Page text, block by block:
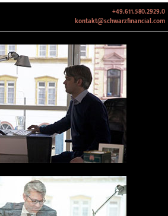
+49.611.580.2929.0
kontakt@schwarzfinancial.com